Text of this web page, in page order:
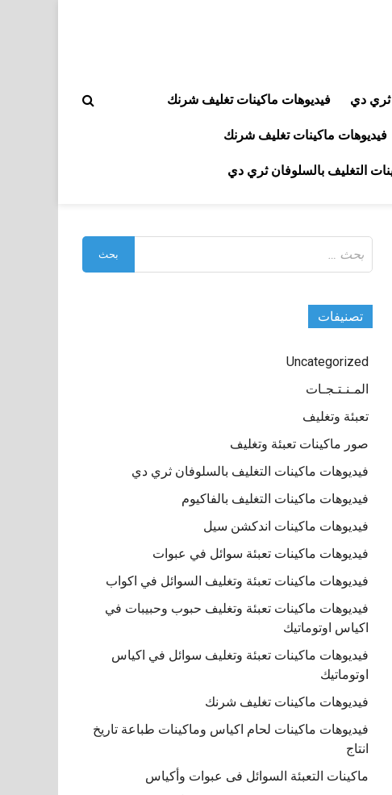
ثري دي فيديوهات ماكينات تغليف شرنك
فيديوهات ماكينات تغليف شرنك
التغليف بالسلوفان ثري دي
عن:
تصنيفات
Uncategorized
المـنـتـجـات
تعبئة وتغليف
صور ماكينات تعبئة وتغليف
فيديوهات ماكينات التغليف بالسلوفان ثري دي
فيديوهات ماكينات التغليف بالفاكيوم
فيديوهات ماكينات اندكشن سيل
فيديوهات ماكينات تعبئة سوائل في عبوات
فيديوهات ماكينات تعبئة وتغليف السوائل في اكواب
فيديوهات ماكينات تعبئة وتغليف حبوب وحبيبات في
اكياس اوتوماتيك
فيديوهات ماكينات تعبئة وتغليف سوائل في اكياس
اوتوماتيك
فيديوهات ماكينات تغليف شرنك
فيديوهات ماكينات لحام اكياس وماكينات طباعة تاريخ
انتاج
ماكينات التعبئة السوائل فى عبوات وأكياس